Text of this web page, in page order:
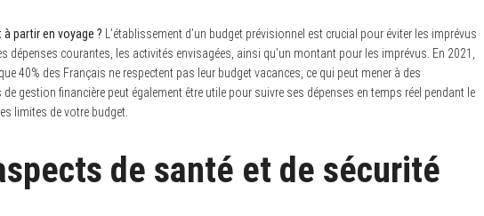
partir en voyage ? L’établissement d’un budget prévisionnel est crucial pour éviter les imprévus
dépenses courantes, les activités envisagées, ainsi qu’un montant pour les imprévus. En 2021,
40% des Français ne respectent pas leur budget vacances, ce qui peut mener à des
gestion financière peut également être utile pour suivre ses dépenses en temps réel pendant le
limites de votre budget.
de santé et de sécurité